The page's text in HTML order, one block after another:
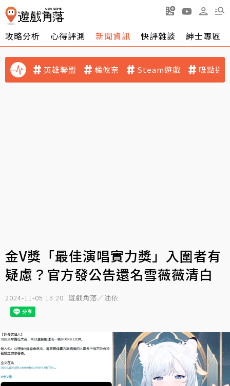
攻略分析 心得評測 新聞資訊 快評雜談 紳士專區
英雄聯盟 橘攸奈 Steam遊戲 吸點迷
金V獎「最佳演唱實力獎」入圍者有
疑慮？官方發公告還名雪薇薇清白
2024-11-05 13:20 遊戲角落／油依